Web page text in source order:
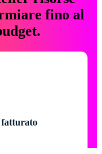
fino al
fatturato